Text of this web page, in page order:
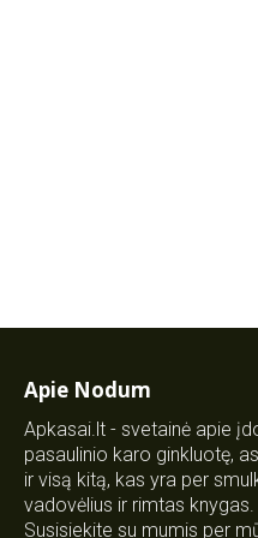
Apie Nodum
Apkasai.lt - svetainė apie
pasaulinio karo ginkluotę,
ir visą kitą, kas yra per
vadovėlius ir rimtas
Susisiekite su mumis per